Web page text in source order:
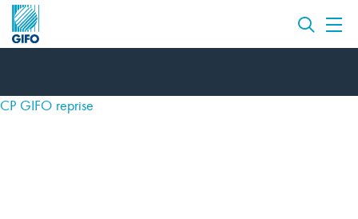
CP GIFO reprise